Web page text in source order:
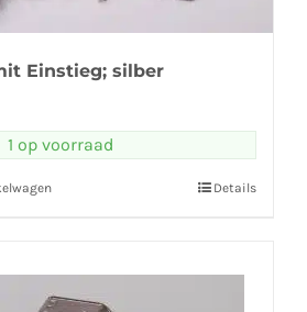
Einstieg; silber
1 op voorraad
Details